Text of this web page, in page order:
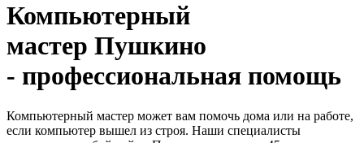
Компьютерный
мастер Пушкино
- профессиональная помощь
Компьютерный мастер может вам помочь дома или на работе,
если компьютер вышел из строя. Наши специалисты